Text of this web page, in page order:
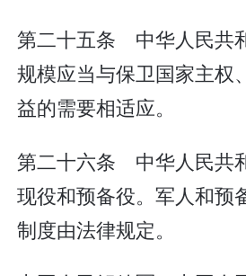
第二十五条 中华人民共
规模应当与保卫国家主权
益的需要相适应。
第二十六条 中华人民共
现役和预备役。军人和预
制度由法律规定。